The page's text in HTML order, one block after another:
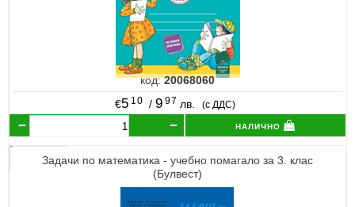
код:20068060
€5 10 /9 97 лв. (с ДДС)
налично
Задачи по математика - учебно помагало за 3. клас
(Булвест)